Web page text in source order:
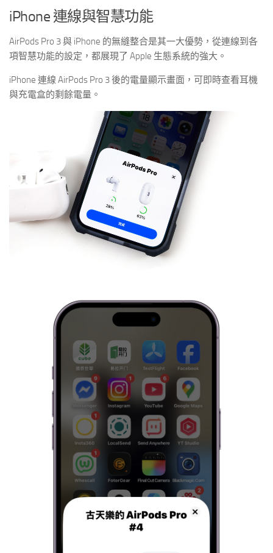
iPhone 連線與智慧功能
AirPods Pro 3 與 iPhone 的無縫整合是其一大優勢，從連線到各
項智慧功能的設定，都展現了 Apple 生態系統的強大。
iPhone 連線 AirPods Pro 3 後的電量顯示畫面，可即時查看耳機
與充電盒的剩餘電量。